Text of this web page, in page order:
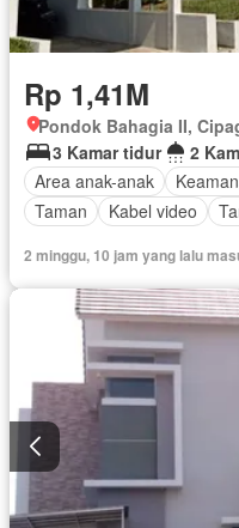
Rp 1,41M
Pondok Bahagia II,
3 Kamar tidur
2
Area anak-anak
Taman
Kabel video
2 minggu, 10 jam yang lalu